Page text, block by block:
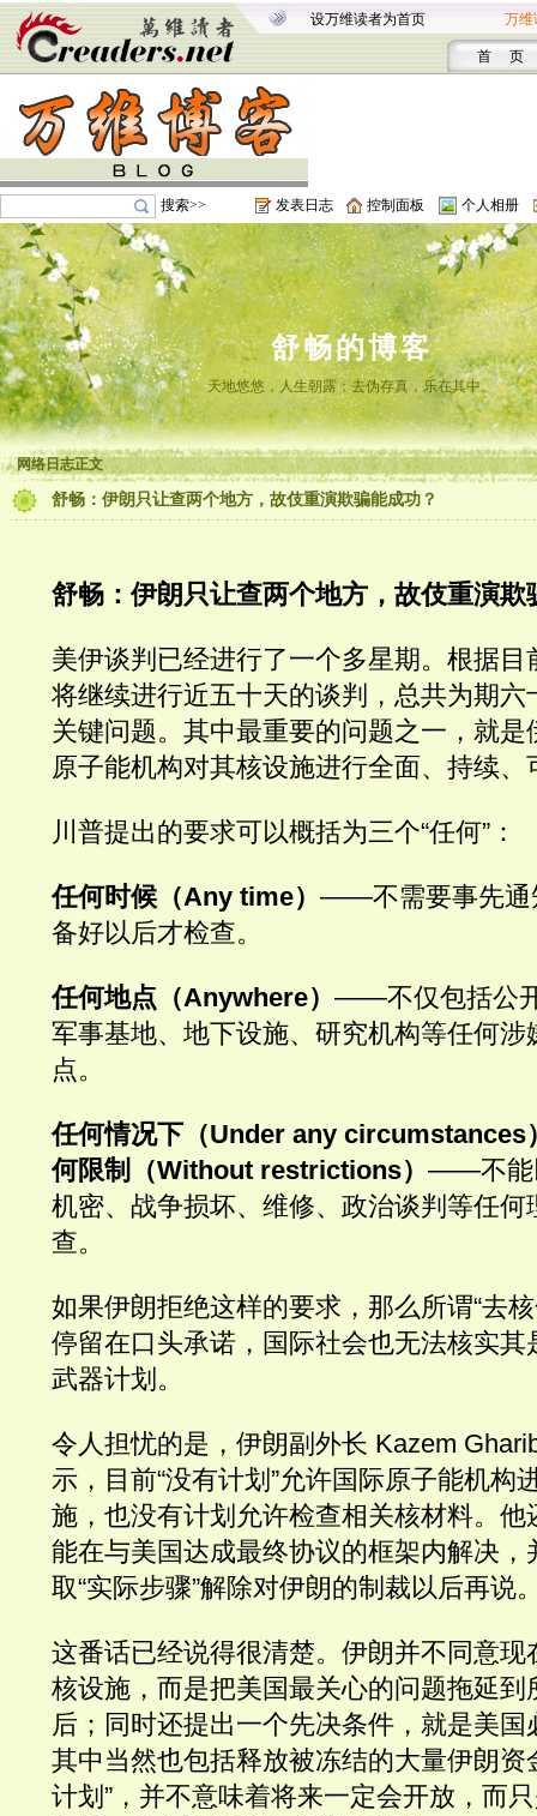
设万维读者为首页 万维
首 页
搜索>> 发表日志 控制面板 个人相册
舒畅的博客
天地悠悠，人生朝露；去伪存真，乐在其中。
网络日志正文
舒畅：伊朗只让查两个地方，故伎重演欺骗能成功？
舒畅：伊朗只让查两个地方，故伎重演欺
美伊谈判已经进行了一个多星期。根据目
将继续进行近五十天的谈判，总共为期六
关键问题。其中最重要的问题之一，就是
原子能机构对其核设施进行全面、持续、
川普提出的要求可以概括为三个“任何”：
任何时候（Any time） ——不需要事先通
备好以后才检查。
任何地点（Anywhere） ——不仅包括公
军事基地、地下设施、研究机构等任何涉
点。
任何情况下（Under any circumstances
何限制（Without restrictions） ——不能
机密、战争损坏、维修、政治谈判等任何
查。
如果伊朗拒绝这样的要求，那么所谓“去
停留在口头承诺，国际社会也无法核实其
武器计划。
令人担忧的是，伊朗副外长 Kazem
示，目前“没有计划”允许国际原子能机构
施，也没有计划允许检查相关核材料。他
能在与美国达成最终协议的框架内解决，
取“实际步骤”解除对伊朗的制裁以后再说
这番话已经说得很清楚。伊朗并不同意现
核设施，而是把美国最关心的问题拖延到
后；同时还提出一个先决条件，就是美国
其中当然也包括释放被冻结的大量伊朗资
计划”，并不意味着将来一定会开放，而